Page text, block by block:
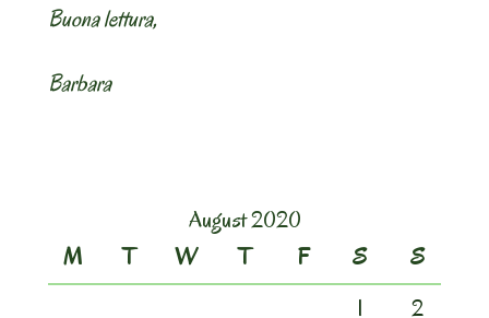
Buona lettura,
Barbara
August 2020
M
T W T F S
S
1
2